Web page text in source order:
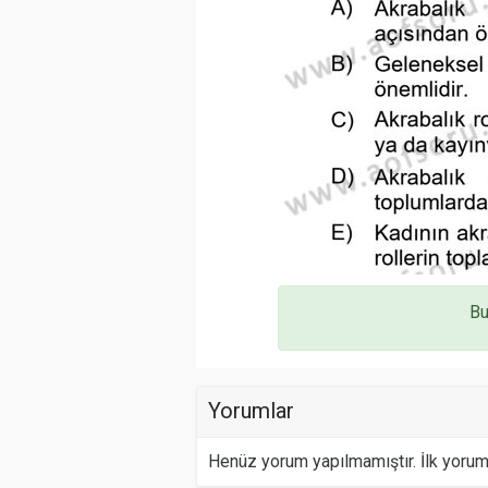
Yorumlar
Henüz yorum yapılmamıştır. İlk